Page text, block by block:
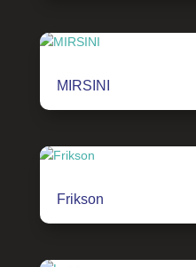
MIRSINI
Frikson